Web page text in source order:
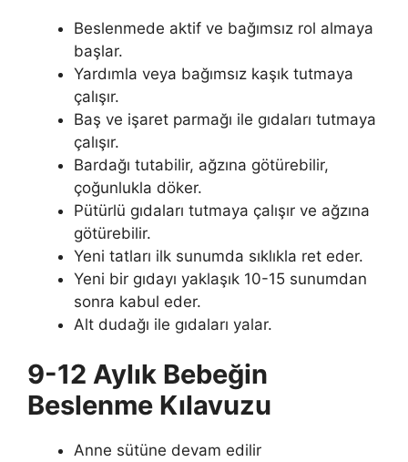
Beslenmede aktif ve bağımsız rol almaya
başlar.
Yardımla veya bağımsız kaşık tutmaya
çalışır.
Baş ve işaret parmağı ile gıdaları tutmaya
çalışır.
Bardağı tutabilir, ağzına götürebilir,
çoğunlukla döker.
Pütürlü gıdaları tutmaya çalışır ve ağzına
götürebilir.
Yeni tatları ilk sunumda sıklıkla ret eder.
Yeni bir gıdayı yaklaşık 10-15 sunumdan
sonra kabul eder.
Alt dudağı ile gıdaları yalar.
9-12 Aylık Bebeğin
Beslenme Kılavuzu
Anne sütüne devam edilir